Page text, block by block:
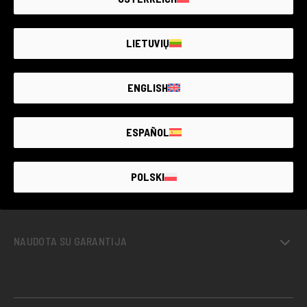
renginiams ir šventėms, nes jis gali užfiksuoti aiškias
nuotraukas net esant silpnai apšvietimui.
Prekė nepasiekiama
Sukurkite įspėjimą. Kiekvieną dieną pridedame
naujų produktų.
PRANEŠK MAN
GUARANTEEDUP TO4 YEARS
NAUDOTA SU GARANTIJA
LIETUVIŲ
ENGLISH
ESPAÑOL
POLSKI